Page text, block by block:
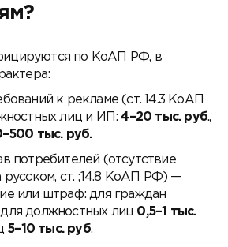
по КоАП РФ, в
к рекламе (ст. 14.3 КоАП
лиц и ИП:4–20 тыс.руб.,
тыс.руб.
потребителей (отсутствие
ст. ;14.8 КоАП РФ) —
или штраф: для граждан
для должностных лиц 0,5–1 тыс.
5–10 тыс.руб.